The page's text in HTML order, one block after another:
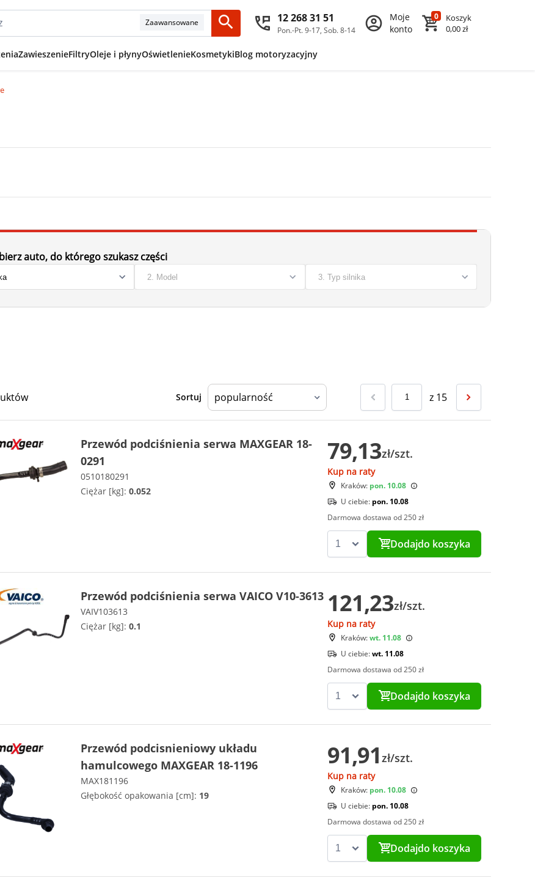
Zaawansowane 12 268 31 51
Pon.-Pt. 9-17, Sob. 8-14
Moje
konto
0
Koszyk
0,00 zł
ZawieszenieFiltryOleje i płynyOświetlenieKosmetykiBlog motoryzacyjny
auto, do którego szukasz części
Sortuj z 15
Przewód podciśnienia serwa MAXGEAR 18-
0291
0510180291
Ciężar [kg]: 0.052
79,13zł/szt.
Kup na raty
Kraków: pon. 10.08
U ciebie: pon. 10.08
Darmowa dostawa od 250 zł
Dodajdo koszyka
Przewód podciśnienia serwa VAICO V10-3613
VAIV103613
Ciężar [kg]: 0.1
121,23zł/szt.
Kup na raty
Kraków:wt. 11.08
U ciebie:wt. 11.08
Darmowa dostawa od 250 zł
Dodajdo koszyka
Przewód podcisnieniowy układu
hamulcowego MAXGEAR 18-1196
MAX181196
Głębokość opakowania [cm]: 19
91,91 zł/szt.
Kup na raty
Kraków: pon. 10.08
U ciebie: pon. 10.08
Darmowa dostawa od 250 zł
Dodajdo koszyka